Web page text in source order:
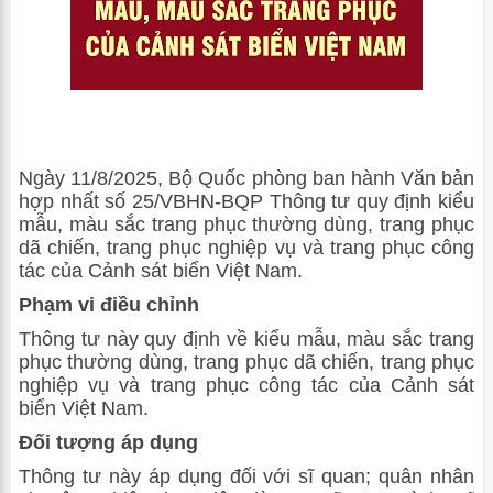
Ngày 11/8/2025, Bộ Quốc phòng ban hành Văn bản
hợp nhất số 25/VBHN-BQP Thông tư quy định kiểu
mẫu, màu sắc trang phục thường dùng, trang phục
dã chiến, trang phục nghiệp vụ và trang phục công
tác của Cảnh sát biển Việt Nam.
Phạm vi điều chỉnh
Thông tư này quy định về kiểu mẫu, màu sắc trang
phục thường dùng, trang phục dã chiến, trang phục
nghiệp vụ và trang phục công tác của Cảnh sát
biển Việt Nam.
Đối tượng áp dụng
Thông tư này áp dụng đối với sĩ quan; quân nhân